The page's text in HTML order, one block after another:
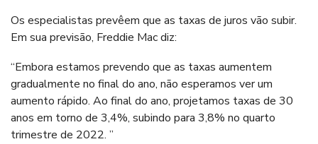
Os especialistas prevêem que as taxas de juros vão subir.
Em sua previsão, Freddie Mac diz:
“Embora estamos prevendo que as taxas aumentem
gradualmente no final do ano, não esperamos ver um
aumento rápido. Ao final do ano, projetamos taxas de 30
anos em torno de 3,4%, subindo para 3,8% no quarto
trimestre de 2022. ”